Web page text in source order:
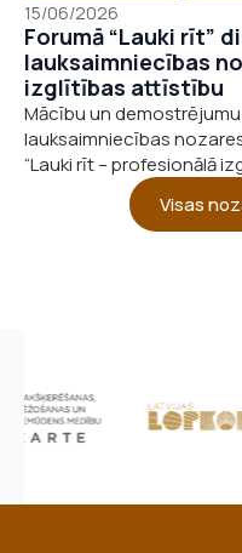
15/06/2026
Forumā “Lauki rīt”
lauksaimniecības
izglītības attīstību
Mācību un demostrējumu
lauksaimniecības
“Lauki rīt – profesionālā
Visas